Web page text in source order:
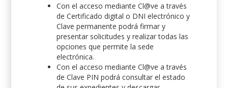
Con el acceso mediante Cl@ve a través
de Certificado digital o DNI electrónico y
Clave permanente podrá firmar y
presentar solicitudes y realizar todas las
opciones que permite la sede
electrónica.
Con el acceso mediante Cl@ve a través
de Clave PIN podrá consultar el estado